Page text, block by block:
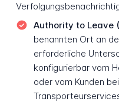
Authority to Leave
benannten Ort an
erforderliche
konfigurierbar vom
oder vom Kunden